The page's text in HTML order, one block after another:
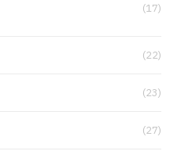
(17)
(22)
(23)
(27)